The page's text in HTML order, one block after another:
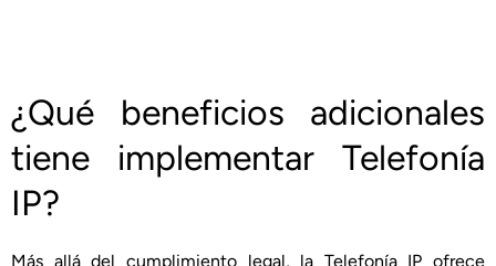
¿Qué beneficios adicionales
tiene implementar Telefonía
IP?
Más allá del cumplimiento legal, la Telefonía IP ofrece